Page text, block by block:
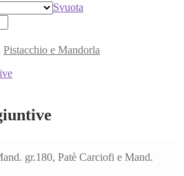
Svuota
Pistacchio e Mandorla
gr.180, Patè Carciofi e Mand.